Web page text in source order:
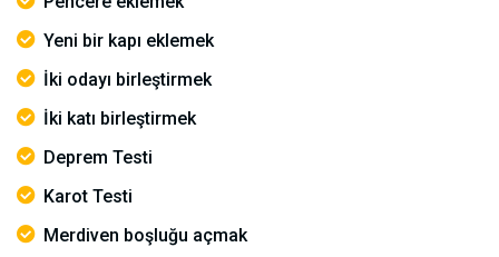
Yeni bir kapı eklemek
İki odayı birleştirmek
İki katı birleştirmek
Deprem Testi
Karot Testi
Merdiven boşluğu açmak